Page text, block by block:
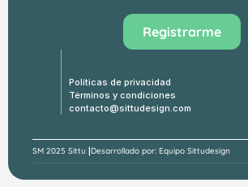
Registrarme
Políticas de privacidad
Términos y condiciones
contacto@sittudesign.com
SM 2025 Sittu |Desarrollado por: Equipo Sittudesign